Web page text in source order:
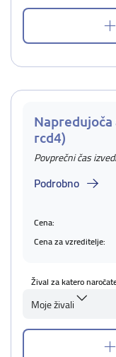
rcd4)
Povprečni čas
Podrobno
Cena:
Cena za vzreditelje:
Žival za katero
Moje živali